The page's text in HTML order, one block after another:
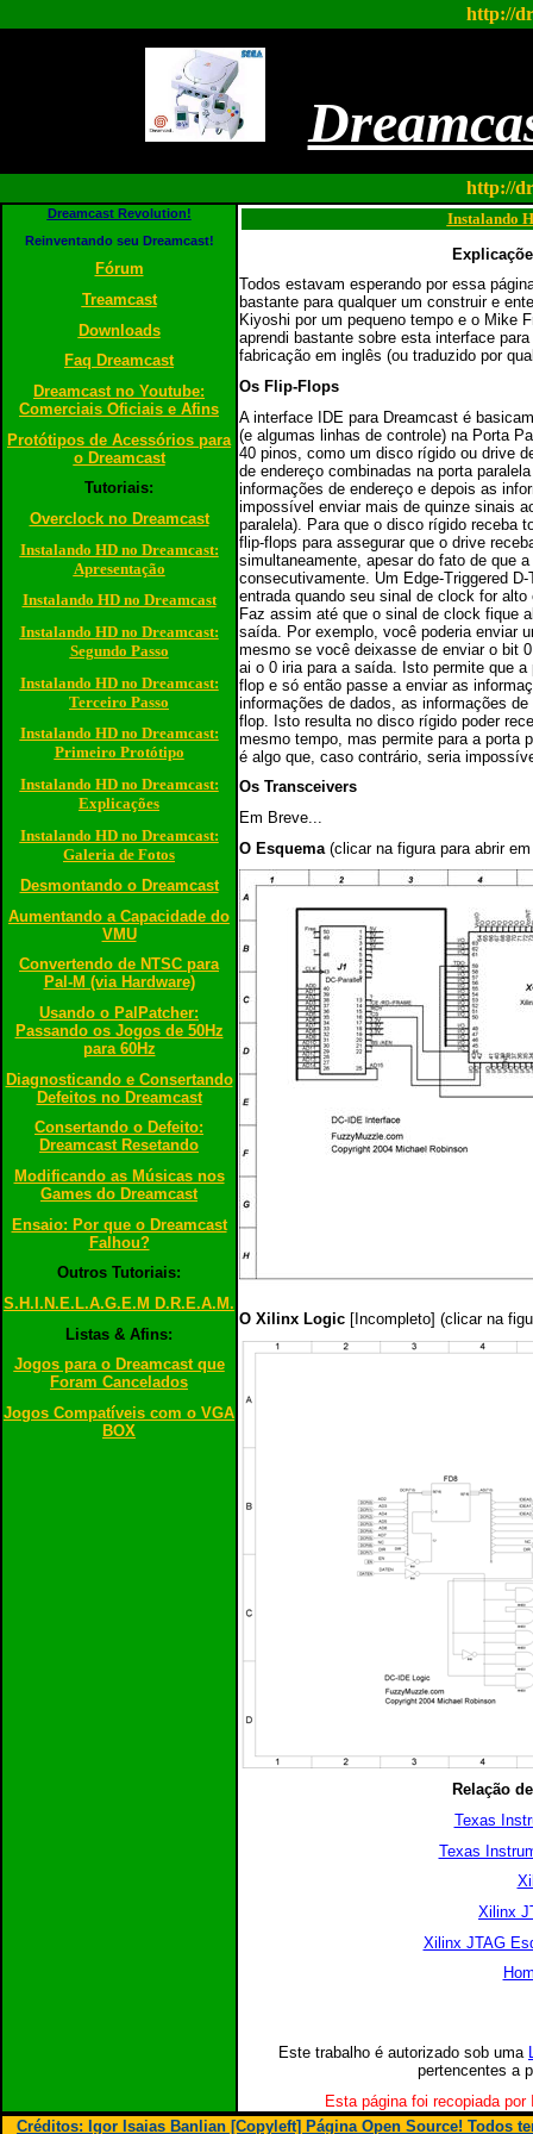
http://
http://
Dreamcast Revolution!
Reinventando seu Dreamcast!
Fórum
Treamcast
Downloads
Faq Dreamcast
Dreamcast no Youtube:
Comerciais Oficiais e Afins
Protótipos de Acessórios para
o Dreamcast
Tutoriais:
Overclock no Dreamcast
Instalando HD no Dreamcast:
Apresentação
Instalando HD no Dreamcast
Instalando HD no Dreamcast:
Segundo Passo
Instalando HD no Dreamcast:
Terceiro Passo
Instalando HD no Dreamcast:
Primeiro Protótipo
Instalando HD no Dreamcast:
Explicações
Instalando HD no Dreamcast:
Galeria de Fotos
Desmontando o Dreamcast
Aumentando a Capacidade do
VMU
Convertendo de NTSC para
Pal-M (via Hardware)
Usando o PalPatcher:
Passando os Jogos de 50Hz
para 60Hz
Diagnosticando e Consertando
Defeitos no Dreamcast
Consertando o Defeito:
Dreamcast Resetando
Modificando as Músicas nos
Games do Dreamcast
Ensaio: Por que o Dreamcast
Falhou?
Outros Tutoriais:
S.H.I.N.E.L.A.G.E.M D.R.E.A.M.
Listas & Afins:
Jogos para o Dreamcast que
Foram Cancelados
Jogos Compatíveis com o VGA
BOX
Instalando
Todos estavam esperando por essa
bastante para qualquer um construir e
Kiyoshi por um pequeno tempo e o Mike
aprendi bastante sobre esta interface
fabricação em inglês (ou traduzido por
Os Flip-Flops
A interface IDE para Dreamcast é
(e algumas linhas de controle) na Porta
40 pinos, como um disco rígido ou drive
de endereço combinadas na porta
informações de endereço e depois as
impossível enviar mais de quinze sinais
paralela). Para que o disco rígido receba
flip-flops para assegurar que o drive
simultaneamente, apesar do fato de que
consecutivamente. Um Edge-Triggered
entrada quando seu sinal de clock for
Faz assim até que o sinal de clock fique
saída. Por exemplo, você poderia enviar
mesmo se você deixasse de enviar o bit
ai o 0 iria para a saída. Isto permite que
flop e só então passe a enviar as
informações de dados, as informações
flop. Isto resulta no disco rígido poder
mesmo tempo, mas permite para a porta
é algo que, caso contrário, seria
Os Transceivers
Em Breve...
O Esquema (clicar na figura para abrir
O Xilinx Logic [Incompleto] (clicar na
Relação
Texas
Texas
Xilinx
Xilinx JTAG
Este trabalho é autorizado sob uma
pertencentes a
Esta página foi recopiada
Créditos: Igor Isaias Banlian [Copyleft] Página Open Source! Todos